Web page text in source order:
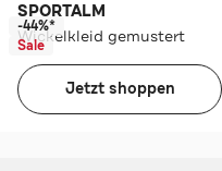
SPORTALM
Wickelkleid gemustert
-44%*
Sale
Jetzt shoppen